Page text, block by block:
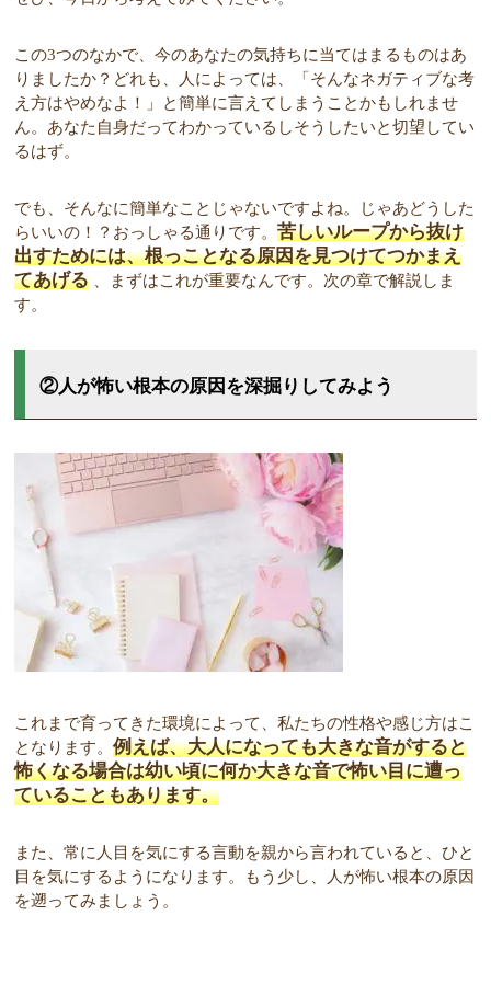
この3つのなかで、今のあなたの気持ちに当てはまるものはあ
りましたか？どれも、人によっては、「そんなネガティブな考
え方はやめなよ！」と簡単に言えてしまうことかもしれませ
ん。あなた自身だってわかっているしそうしたいと切望してい
るはず。
でも、そんなに簡単なことじゃないですよね。じゃあどうした
らいいの！？おっしゃる通りです。苦しいループから抜け
出すためには、根っことなる原因を見つけてつかまえ
てあげる 、まずはこれが重要なんです。次の章で解説しま
す。
②人が怖い根本の原因を深掘りしてみよう
これまで育ってきた環境によって、私たちの性格や感じ方はこ
となります。例えば、大人になっても大きな音がすると
怖くなる場合は幼い頃に何か大きな音で怖い目に遭っ
ていることもあります。
また、常に人目を気にする言動を親から言われていると、ひと
目を気にするようになります。もう少し、人が怖い根本の原因
を遡ってみましょう。